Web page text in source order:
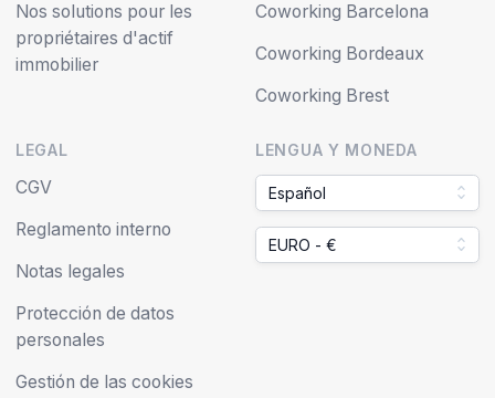
Nos solutions pour les
propriétaires d'actif
immobilier
Coworking Barcelona
Coworking Bordeaux
Coworking Brest
LEGAL
CGV
Reglamento interno
Notas legales
Protección de datos
personales
Gestión de las cookies
LENGUA Y MONEDA
Español
EURO - €